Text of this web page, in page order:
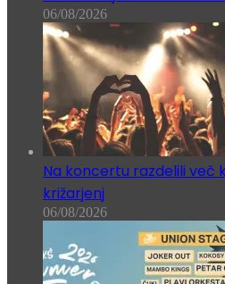
06/08/2026
Na koncertu razdelili več
križarjenj
06/08/2026